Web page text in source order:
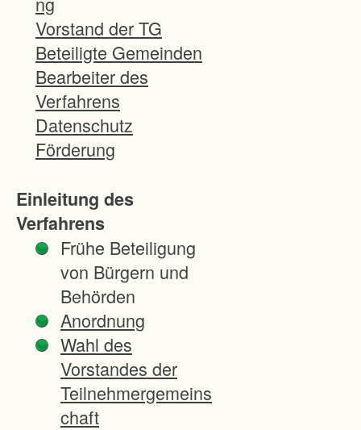
Vorstand der TG
Beteiligte Gemeinden
Bearbeiter des
Verfahrens
Datenschutz
Förderung
Einleitung des
Verfahrens
Frühe Beteiligung
von Bürgern und
Behörden
Anordnung
Wahl des
Vorstandes der
Teilnehmergemeins
chaft